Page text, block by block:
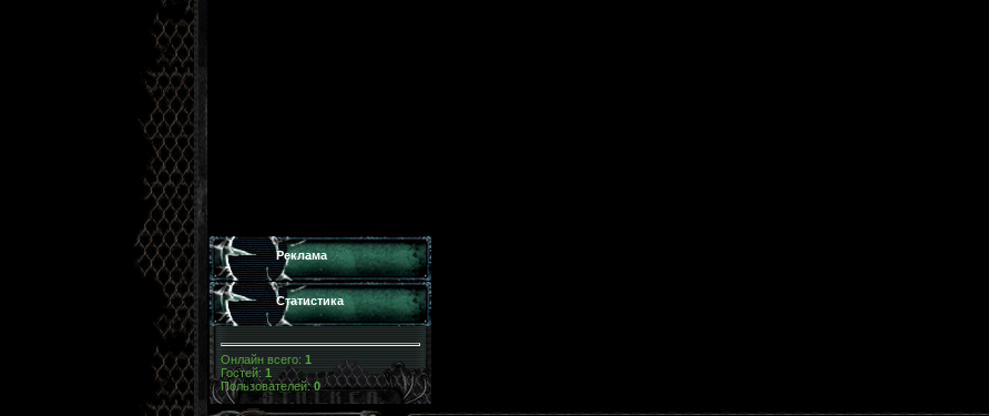
Реклама
Статистика
Онлайн всего: 1
Гостей: 1
Пользователей:0